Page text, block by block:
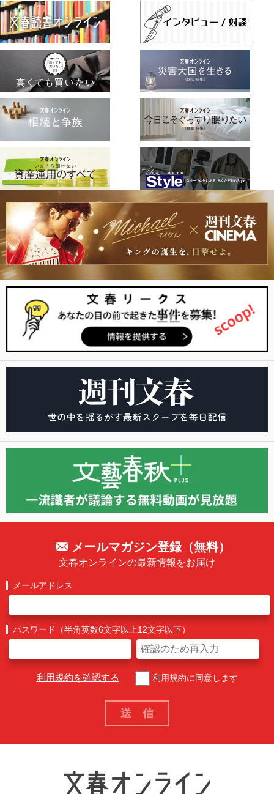
メールマガジン登録（無料）
文春オンラインの最新情報をお届け
メールアドレス
パスワード（半角英数6文字以上12文字以下）
利用規約を確認する 利用規約に同意します